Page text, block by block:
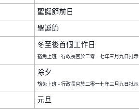
聖誕節前日
聖誕節
冬至後首個工作日
豁免上班 - 行政長官於二零一七年三月九日批示
除夕
豁免上班 - 行政長官於二零一七年三月九日批示
元旦